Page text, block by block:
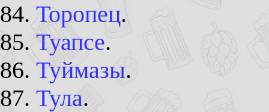
Торопец.
Туапсе.
Туймазы.
Тула.